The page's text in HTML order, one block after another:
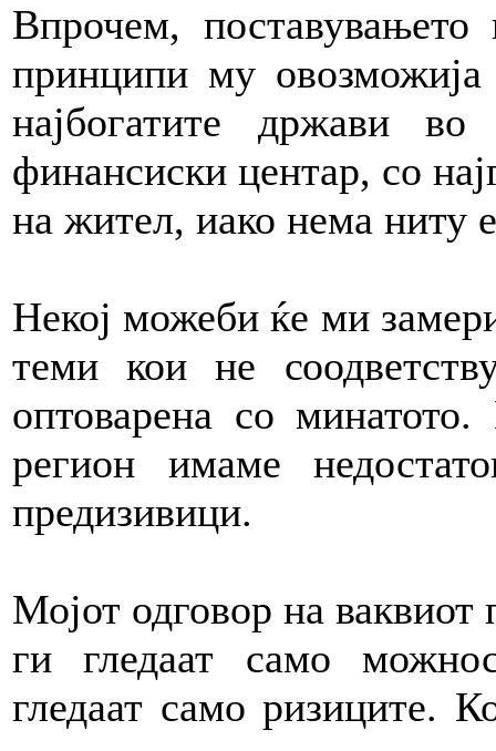
Впрочем,
принципи му
најбогатите држави
финансиски центар, со
на жител, иако нема ниту
Некој можеби ќе ми
теми кои не
оптоварена со
регион имаме
предизивици.
Мојот одговор на
ги гледаат само
гледаат само ризиците.